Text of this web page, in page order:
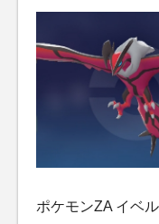
ポケモンZA イベ